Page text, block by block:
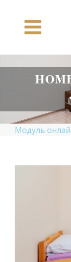
content
Модуль